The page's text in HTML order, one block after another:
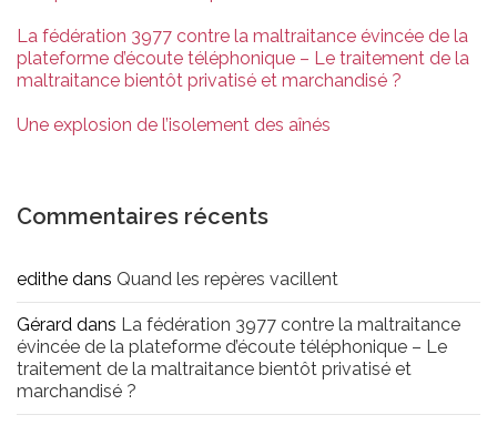
La fédération 3977 contre la maltraitance évincée de la
plateforme d’écoute téléphonique – Le traitement de la
maltraitance bientôt privatisé et marchandisé ?
Une explosion de l’isolement des aînés
Commentaires récents
edithe dans Quand les repères vacillent
Gérard dans La fédération 3977 contre la maltraitance
évincée de la plateforme d’écoute téléphonique – Le
traitement de la maltraitance bientôt privatisé et
marchandisé ?